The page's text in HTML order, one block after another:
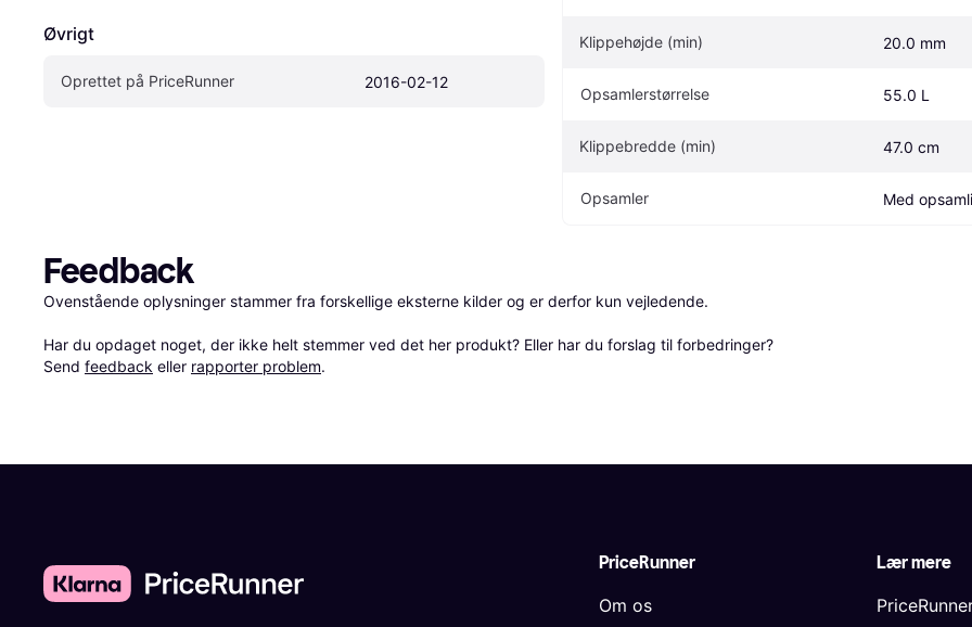
Øvrigt
Oprettet på PriceRunner 2016-02-12
Klippehøjde (min) 20.0 mm
Opsamlerstørrelse 55.0 L
Klippebredde (min) 47.0 cm
Opsamler Med
Feedback
Ovenstående oplysninger stammer fra forskellige eksterne kilder og er derfor kun vejledende.
Har du opdaget noget, der ikke helt stemmer ved det her produkt? Eller har du forslag til forbedringer?
Send feedback eller rapporter problem.
PriceRunner
Om os
Lær mere